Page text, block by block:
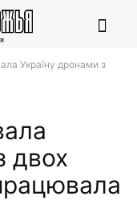
Україну дронами з
двох